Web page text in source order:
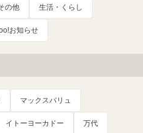
の他 生活・くらし
お知らせ
マックスバリュ
イトーヨーカドー 万代